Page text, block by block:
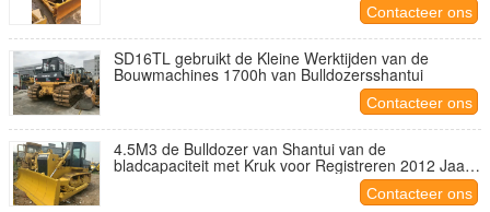
Contacteer ons
SD16TL gebruikt de Kleine Werktijden van de
Bouwmachines 1700h van Bulldozersshantui
Contacteer ons
4.5M3 de Bulldozer van Shantui van de
bladcapaciteit met Kruk voor Registreren 2012 Jaar
Contacteer ons